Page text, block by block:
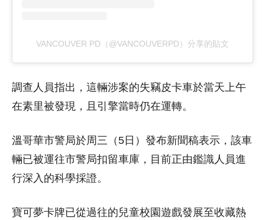
VANCOUVER PD（@VANCOUVERPD）分享的貼文
調查人員指出，這輛涉案的失竊皮卡車於當天上午
在素里被發現，且引擎當時仍在運轉。
溫哥華市警局於周三（5日）發布新聞稿表示，該車
輛已被運往市警局扣留車庫，目前正由鑑識人員進
行深入的科學採證。
寶可夢卡牌已從過往的兒童校園遊戲發展至收藏熱